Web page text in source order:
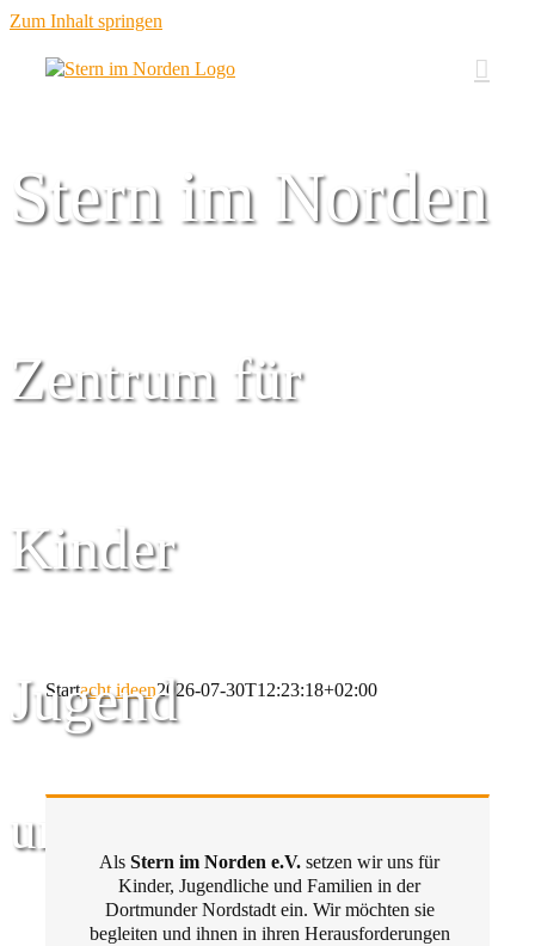
Zum Inhalt springen
Stern im Norden
Zentrum für
Kinder
Jugend
und Familie
Startacht ideen2026-07-30T12:23:18+02:00
Als Stern im Norden e.V. setzen wir uns für
Kinder, Jugendliche und Familien in der
Dortmunder Nordstadt ein. Wir möchten sie
begleiten und ihnen in ihren Herausforderungen